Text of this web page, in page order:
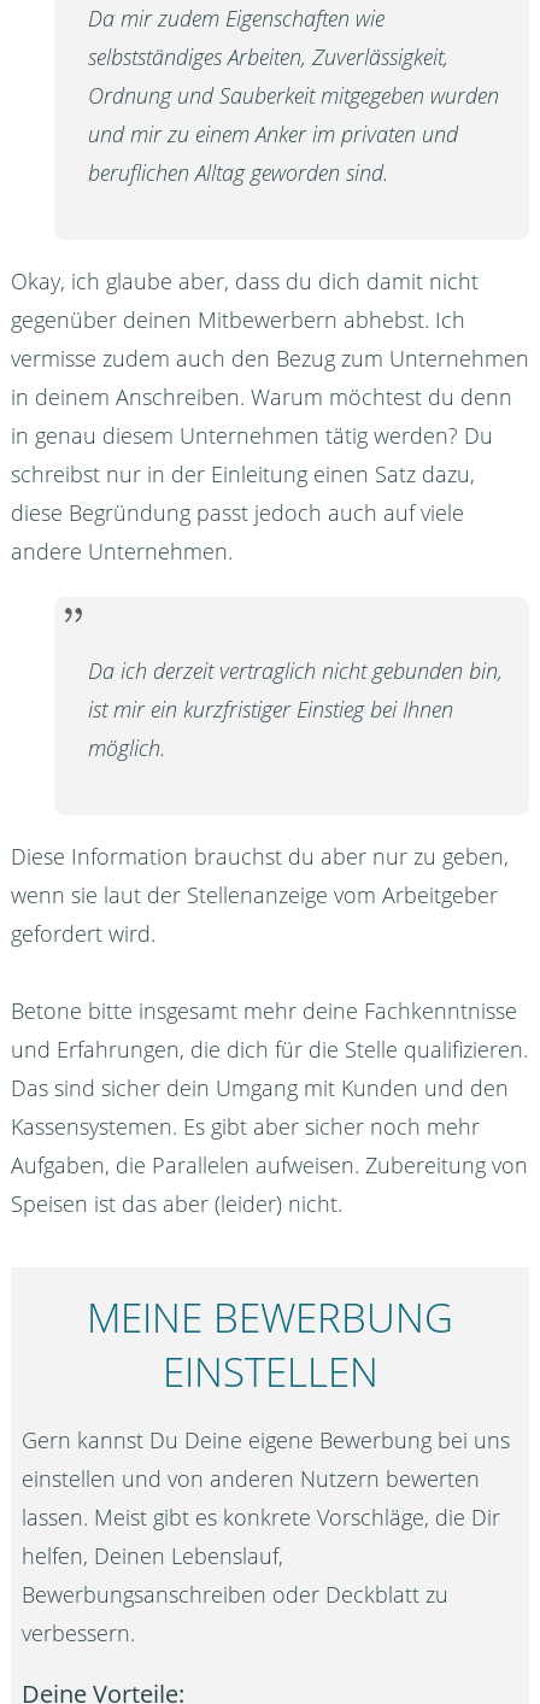
Da mir zudem Eigenschaften wie
selbstständiges Arbeiten, Zuverlässigkeit,
Ordnung und Sauberkeit mitgegeben wurden
und mir zu einem Anker im privaten und
beruflichen Alltag geworden sind.
Okay, ich glaube aber, dass du dich damit nicht
gegenüber deinen Mitbewerbern abhebst. Ich
vermisse zudem auch den Bezug zum Unternehmen
in deinem Anschreiben. Warum möchtest du denn
in genau diesem Unternehmen tätig werden? Du
schreibst nur in der Einleitung einen Satz dazu,
diese Begründung passt jedoch auch auf viele
andere Unternehmen.
Da ich derzeit vertraglich nicht gebunden bin,
ist mir ein kurzfristiger Einstieg bei Ihnen
möglich.
Diese Information brauchst du aber nur zu geben,
wenn sie laut der Stellenanzeige vom Arbeitgeber
gefordert wird.
Betone bitte insgesamt mehr deine Fachkenntnisse
und Erfahrungen, die dich für die Stelle qualifizieren.
Das sind sicher dein Umgang mit Kunden und den
Kassensystemen. Es gibt aber sicher noch mehr
Aufgaben, die Parallelen aufweisen. Zubereitung von
Speisen ist das aber (leider) nicht.
MEINE BEWERBUNG
EINSTELLEN
Gern kannst Du Deine eigene Bewerbung bei uns
einstellen und von anderen Nutzern bewerten
lassen. Meist gibt es konkrete Vorschläge, die Dir
helfen, Deinen Lebenslauf,
Bewerbungsanschreiben oder Deckblatt zu
verbessern.
Deine Vorteile: